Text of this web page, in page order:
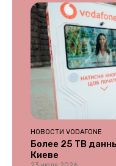
НОВОСТИ VODAFONE
Более 25 ТВ
Киеве